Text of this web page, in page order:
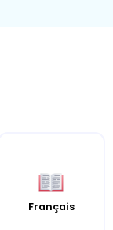
Français